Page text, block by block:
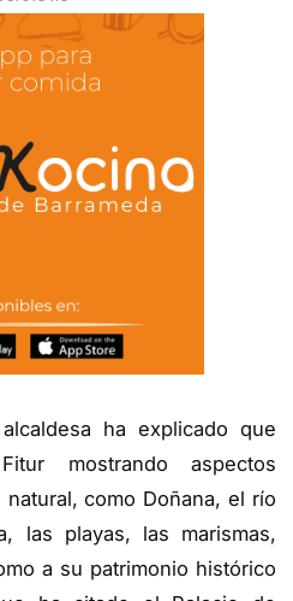
ha explicado que
mostrando aspectos
como Doñana, el río
las playas, las marismas,
a su patrimonio histórico